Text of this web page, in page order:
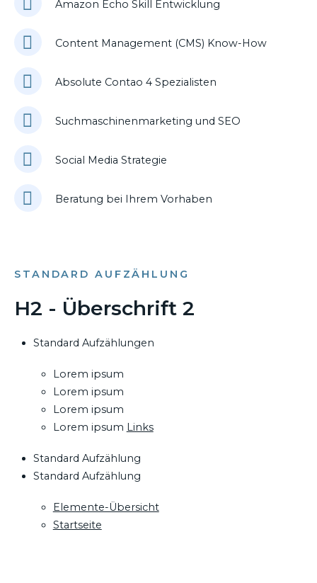
Amazon Echo Skill Entwicklung
Content Management (CMS) Know-How
Absolute Contao 4 Spezialisten
Suchmaschinenmarketing und SEO
Social Media Strategie
Beratung bei Ihrem Vorhaben
STANDARD AUFZÄHLUNG
H2 - Überschrift 2
Standard Aufzählungen
Lorem ipsum
Lorem ipsum
Lorem ipsum
Lorem ipsum Links
Standard Aufzählung
Standard Aufzählung
Elemente-Übersicht
Startseite